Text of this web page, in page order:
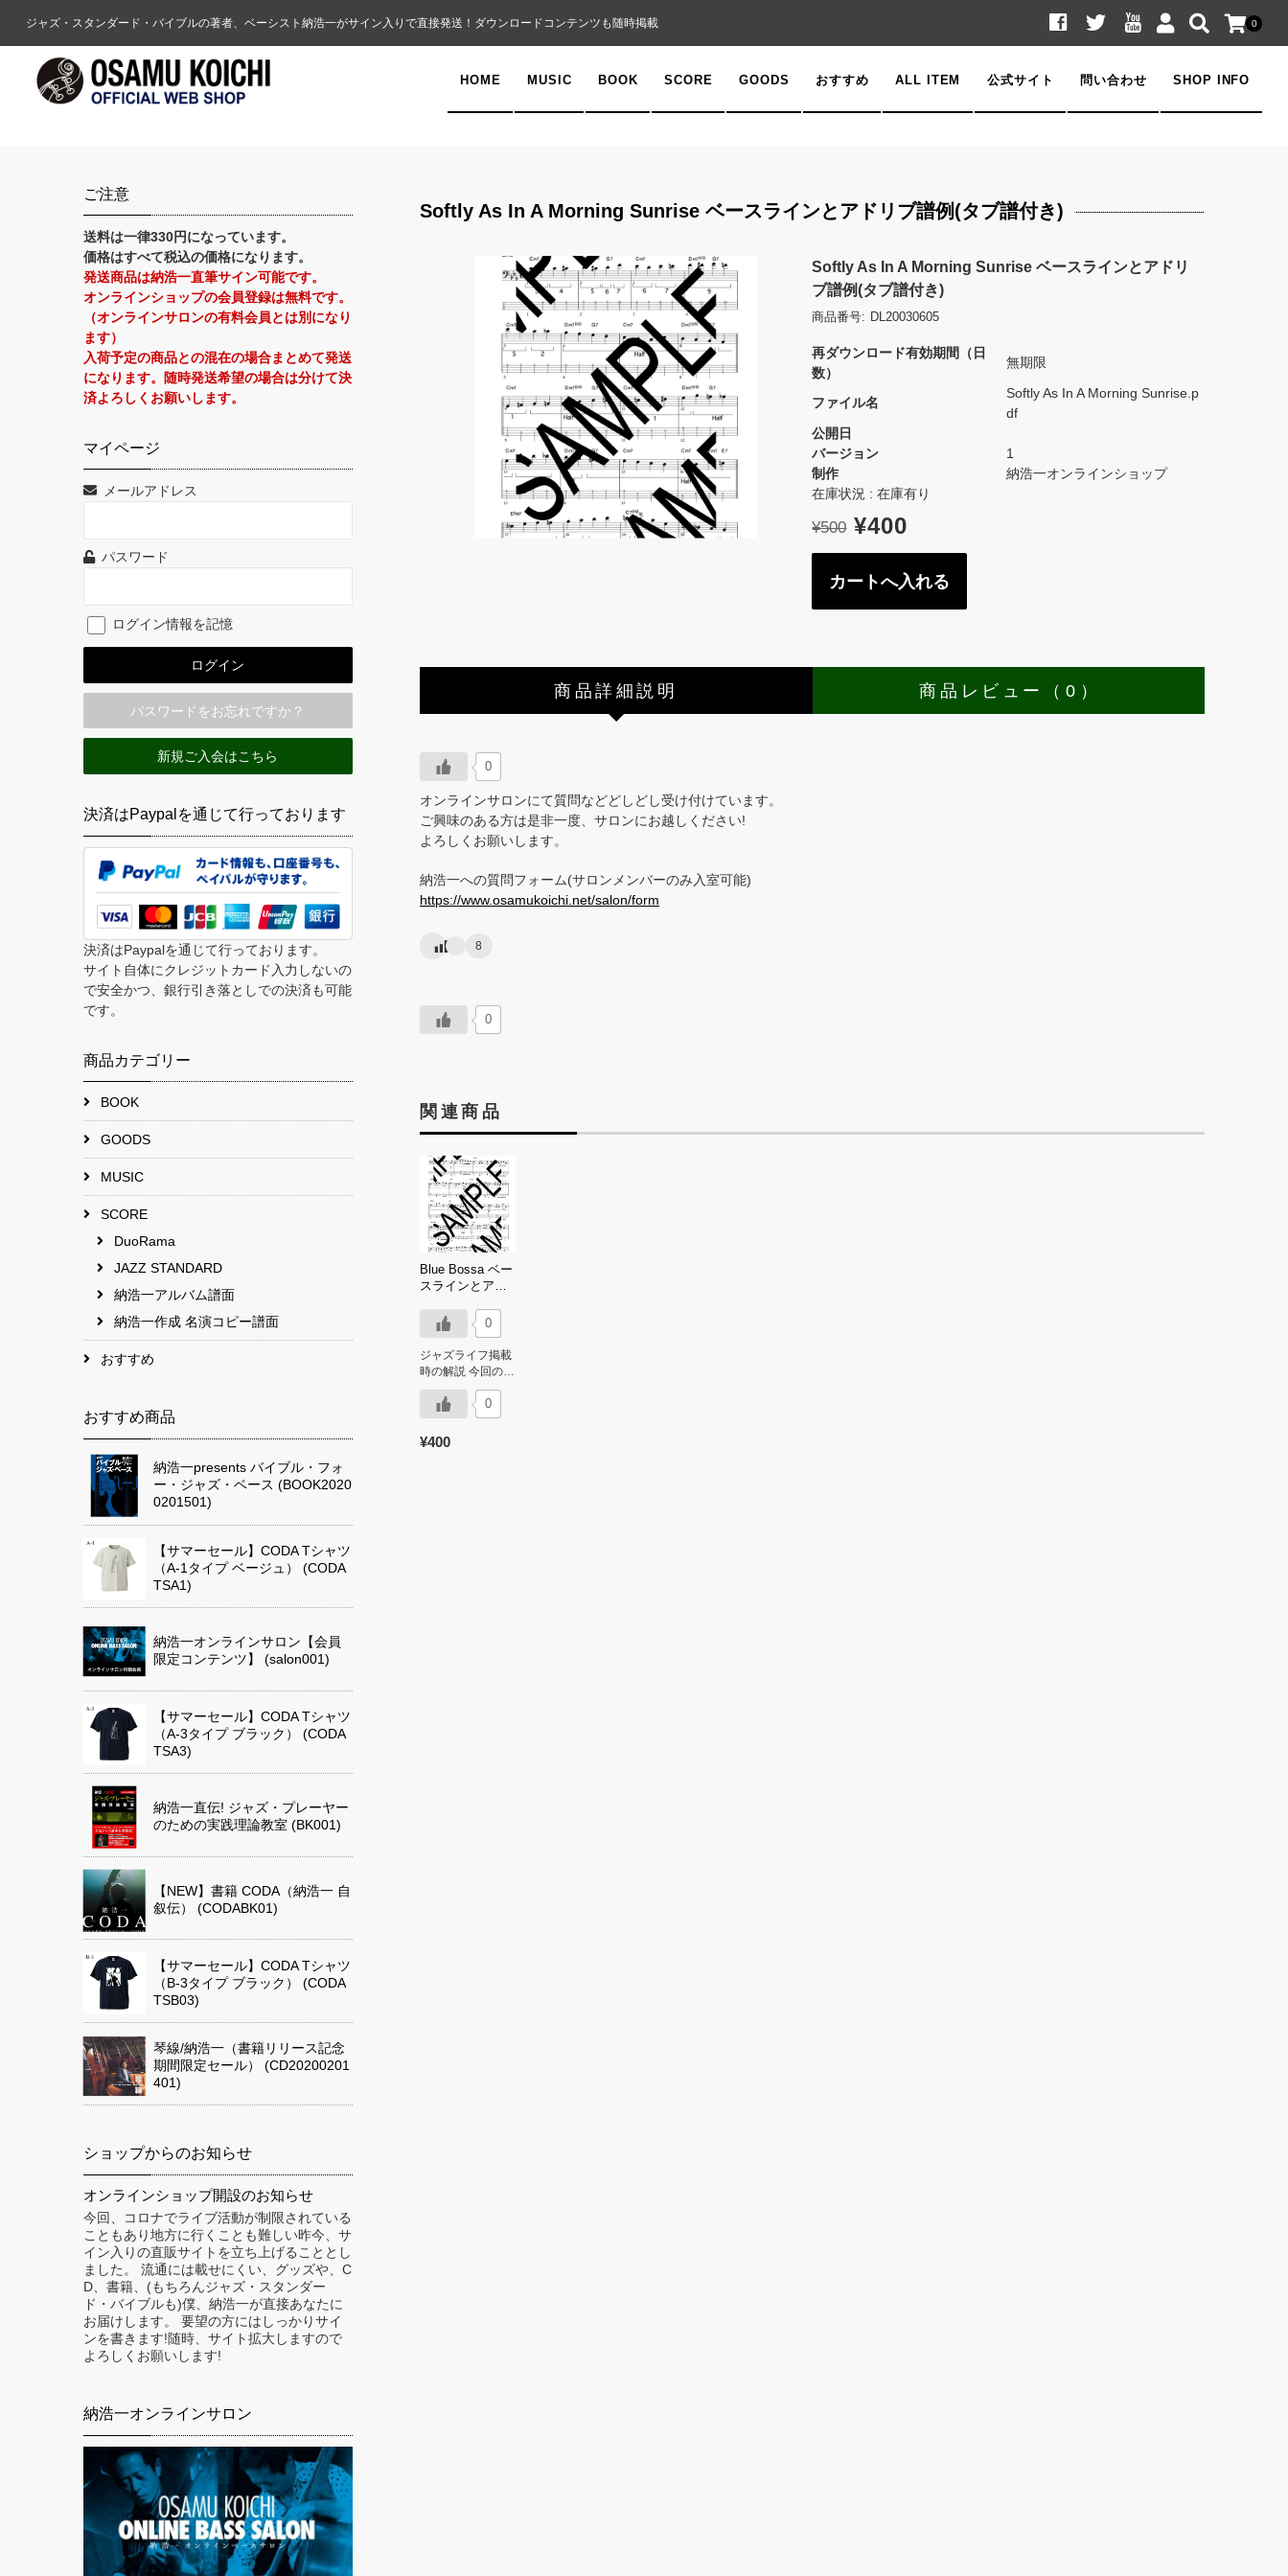
0
HOME MUSIC BOOK SCORE GOODS おすすめ ALL ITEM 公式サイト 問い合わせ SHOP INFO
ジャズ・スタンダード・バイブルの著者、ベーシスト納浩一がサイン入りで直接発送！ダウンロードコンテンツも随時掲載
Softly As In A Morning Sunrise ベースラインとアドリブ譜例(タブ譜付き)
Softly As In A Morning Sunrise ベースラインとアドリ
ブ譜例(タブ譜付き)
商品番号: DL20030605
再ダウンロード有効期間（日
数）
無期限
ファイル名
Softly As In A Morning Sunrise.p
df
公開日
バージョン
1
制作
納浩一オンラインショップ
在庫状況 : 在庫有り
¥500¥400
商品詳細説明 商品レビュー （ 0 ）
0
オンラインサロンにて質問などどしどし受け付けています。
ご興味のある方は是非一度、サロンにお越しください!
よろしくお願いします。
納浩一への質問フォーム(サロンメンバーのみ入室可能)
https://www.osamukoichi.net/salon/form
8
0
関連商品
Blue Bossa ベー
スラインとアド
付き)
0
ジャズライフ掲載
時の解説 今回の課
題曲、これもセッ
ションでよく取り
上げられます。
[…]
0
¥400
ご注意
送料は一律330円になっています。
価格はすべて税込の価格になります。
発送商品は納浩一直筆サイン可能です。
オンラインショップの会員登録は無料です。
（オンラインサロンの有料会員とは別になり
ます）
入荷予定の商品との混在の場合まとめて発送
になります。随時発送希望の場合は分けて決
済よろしくお願いします。
マイページ
メールアドレス
パスワード
ログイン情報を記憶
パスワードをお忘れですか？
新規ご入会はこちら
決済はPaypalを通じて行っております
決済はPaypalを通じて行っております。
サイト自体にクレジットカード入力しないの
で安全かつ、銀行引き落としでの決済も可能
です。
商品カテゴリー
BOOK
GOODS
MUSIC
SCORE
DuoRama
JAZZ STANDARD
納浩一アルバム譜面
納浩一作成 名演コピー譜面
おすすめ
おすすめ商品
納浩一presents バイブル・フォ
ー・ジャズ・ベース (BOOK2020
0201501)
【サマーセール】CODA Tシャツ
（A-1タイプ ベージュ） (CODA
TSA1)
納浩一オンラインサロン【会員
限定コンテンツ】 (salon001)
【サマーセール】CODA Tシャツ
（A-3タイプ ブラック） (CODA
TSA3)
納浩一直伝! ジャズ・プレーヤー
のための実践理論教室 (BK001)
【NEW】書籍 CODA（納浩一 自
叙伝） (CODABK01)
【サマーセール】CODA Tシャツ
（B-3タイプ ブラック） (CODA
TSB03)
琴線/納浩一（書籍リリース記念
期間限定セール） (CD20200201
401)
ショップからのお知らせ
オンラインショップ開設のお知らせ
今回、コロナでライブ活動が制限されている
こともあり地方に行くことも難しい昨今、サ
イン入りの直販サイトを立ち上げることとし
ました。 流通には載せにくい、グッズや、C
D、書籍、(もちろんジャズ・スタンダー
ド・バイブルも)僕、納浩一が直接あなたに
お届けします。 要望の方にはしっかりサイ
ンを書きます!随時、サイト拡大しますので
よろしくお願いします!
納浩一オンラインサロン